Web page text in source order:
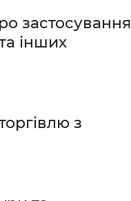
застосування
інших
з